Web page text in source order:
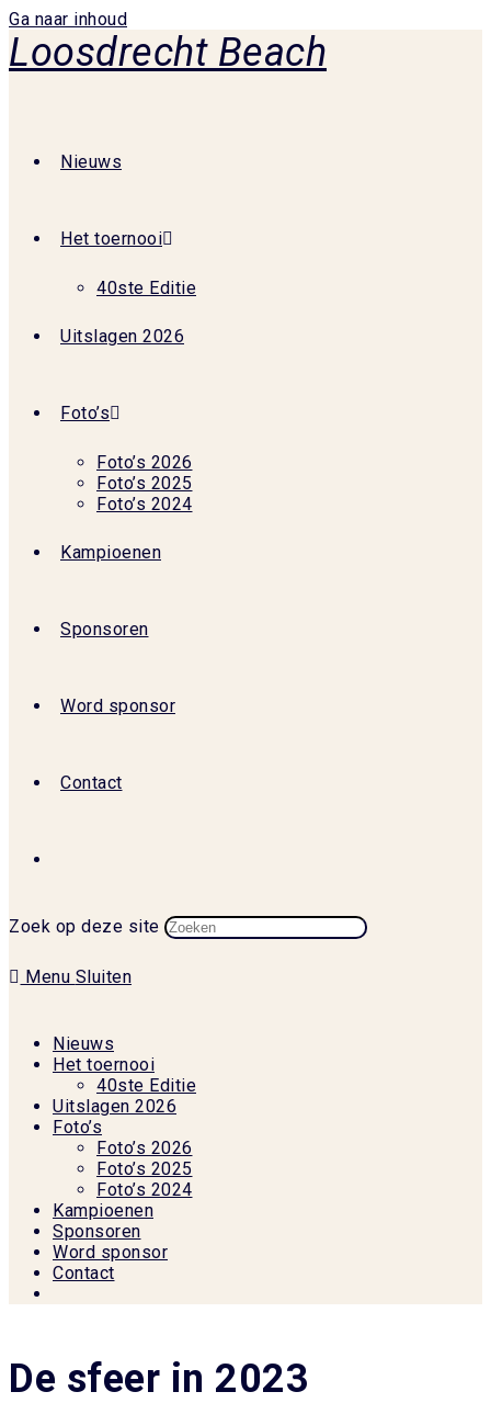
Ga naar inhoud
Loosdrecht Beach
Nieuws
Het toernooi
40ste Editie
Uitslagen 2026
Foto’s
Foto’s 2026
Foto’s 2025
Foto’s 2024
Kampioenen
Sponsoren
Word sponsor
Contact
Zoek op deze site
Menu Sluiten
Nieuws
Het toernooi
40ste Editie
Uitslagen 2026
Foto’s
Foto’s 2026
Foto’s 2025
Foto’s 2024
Kampioenen
Sponsoren
Word sponsor
Contact
De sfeer in 2023